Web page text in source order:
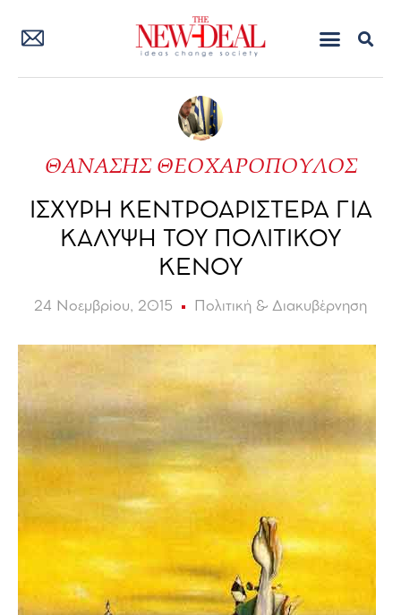
ΘΑΝΑΣΗΣ ΘΕΟΧΑΡΟΠΟΥΛΟΣ
ΙΣΧΥΡΗ ΚΕΝΤΡΟΑΡΙΣΤΕΡΑ ΓΙΑ
ΚΑΛΥΨΗ ΤΟΥ ΠΟΛΙΤΙΚΟΥ
ΚΕΝΟΥ
24 Νοεμβρίου, 2015 Πολιτική & Διακυβέρνηση